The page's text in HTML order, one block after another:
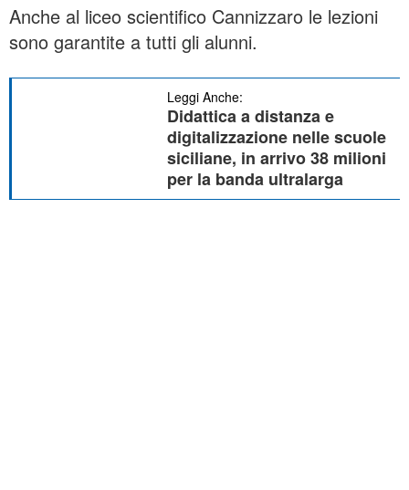
Anche al liceo scientifico Cannizzaro le lezioni
sono garantite a tutti gli alunni.
Leggi Anche:
Didattica a distanza e
digitalizzazione nelle scuole
siciliane, in arrivo 38 milioni
per la banda ultralarga